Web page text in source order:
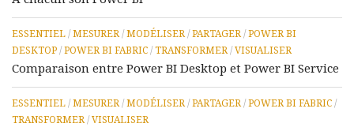
ESSENTIEL / MESURER/ MODÉLISER/ PARTAGER/ POWER BI
DESKTOP / POWER BI FABRIC / TRANSFORMER/ VISUALISER
Comparaison entre Power BI Desktop et Power BI Service
ESSENTIEL / MESURER/ MODÉLISER/ PARTAGER/ POWER BI FABRIC /
TRANSFORMER/ VISUALISER